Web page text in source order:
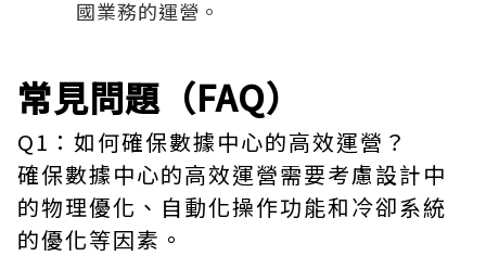
國業務的運營。
常見問題（FAQ）
Q1：如何確保數據中心的高效運營？
確保數據中心的高效運營需要考慮設計中
的物理優化、自動化操作功能和冷卻系統
的優化等因素。